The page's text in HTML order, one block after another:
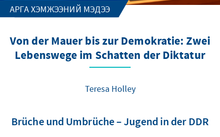
АРГА ХЭМЖЭЭНИЙ МЭДЭЭ
Von der Mauer bis zur Demokratie: Zwei
Lebenswege im Schatten der Diktatur
Teresa Holley
Brüche und Umbrüche – Jugend in der DDR